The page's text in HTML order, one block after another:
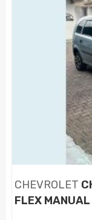
CHEVROLET
FLEX